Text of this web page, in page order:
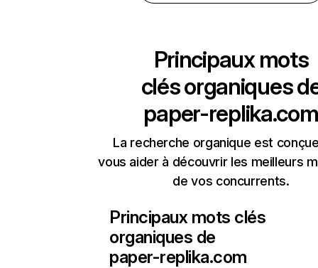
Principaux mots
clés organiques
paper-replika.com
La recherche organique est
vous aider à découvrir les meilleurs
de vos concurrents.
Principaux mots clés
organiques de
paper-replika.com